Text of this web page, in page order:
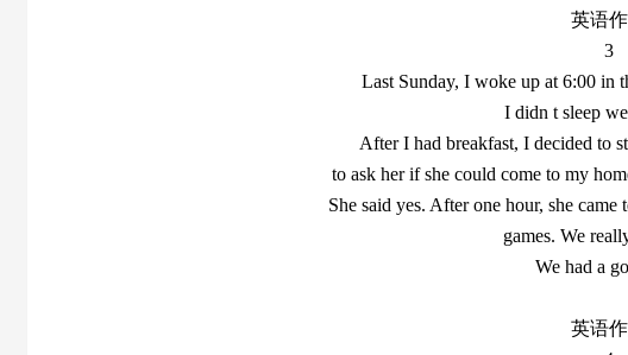
英语
3
Last Sunday, I woke up at 6:00 in
I didn t sleep
After I had breakfast, I decided to
to ask her if she could come to my
She said yes. After one hour, she
games. We
We had a
英语